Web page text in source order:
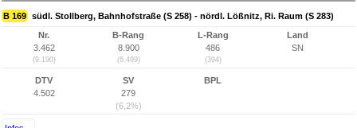
B 169 südl. Stollberg, Bahnhofstraße (S 258) - nördl. Lößnitz, Ri. Raum (S 283)
Nr.
3.462
(9.190)
B-Rang
8.900
(6.499)
L-Rang
486
(394)
Land
SN
DTV
4.502
SV
279
(6,2%)
BPL